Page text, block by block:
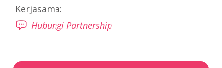
Kerjasama:
Hubungi Partnership